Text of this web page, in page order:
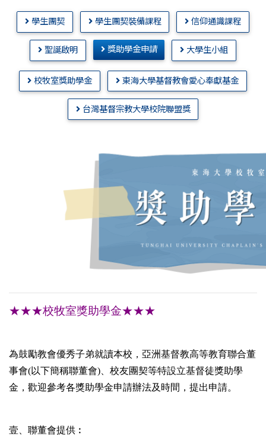
學生團契 學生團契裝備課程 信仰通識課程
聖誕啟明 獎助學金申請 大學生小組
校牧室獎助學金 東海大學基督教會愛心奉獻基金
台灣基督宗教大學校院聯盟獎
★★★校牧室獎助學金★★★
為鼓勵教會優秀子弟就讀本校，亞洲基督教高等教育聯合董
事會(以下簡稱聯董會)、校友團契等特設立基督徒獎助學
金，歡迎參考各獎助學金申請辦法及時間，提出申請。
壹、聯董會提供︰